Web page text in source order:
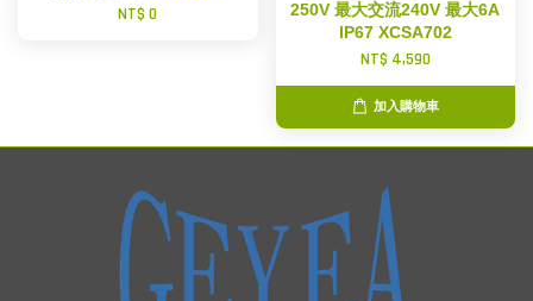
NT$ 0
250V 最大交流240V 最大6A
IP67 XCSA702
NT$ 4,590
加入購物車